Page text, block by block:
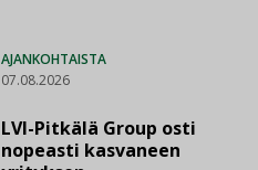
AJANKOHTAISTA
07.08.2026
LVI-Pitkälä Group osti
nopeasti kasvaneen